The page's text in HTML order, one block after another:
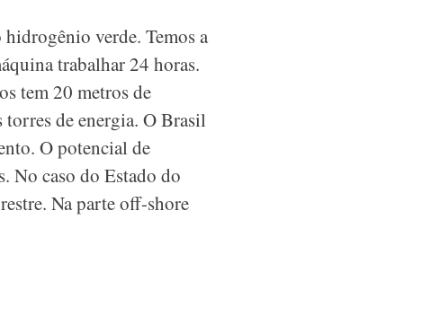
verde. Temos a
trabalhar 24 horas.
tem 20 metros de
torres de energia. O Brasil
O potencial de
No caso do Estado do
Na parte off-shore